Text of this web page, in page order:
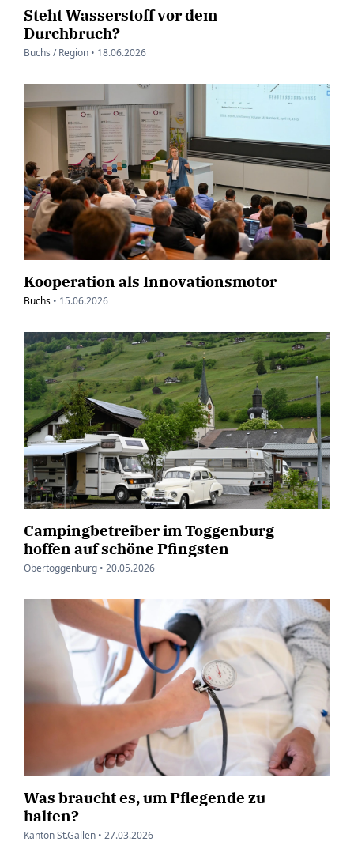
Steht Wasserstoff vor dem
Durchbruch?
Buchs / Region • 18.06.2026
Kooperation als Innovationsmotor
Buchs • 15.06.2026
Campingbetreiber im Toggenburg
hoffen auf schöne Pfingsten
Obertoggenburg • 20.05.2026
Was braucht es, um Pflegende zu
halten?
Kanton St.Gallen • 27.03.2026